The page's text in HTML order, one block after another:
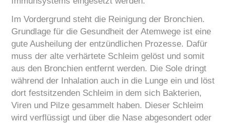
Im Vordergrund steht die Reinigung der Bronchien.
Grundlage für die Gesundheit der Atemwege ist eine
gute Ausheilung der entzündlichen Prozesse. Dafür
muss der alte verhärtete Schleim gelöst und somit
aus den Bronchien entfernt werden. Die Sole dringt
während der Inhalation auch in die Lunge ein und löst
dort festsitzenden Schleim in dem sich Bakterien,
Viren und Pilze gesammelt haben. Dieser Schleim
wird verflüssigt und über die Nase abgesondert oder